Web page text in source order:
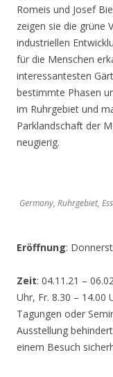
Romeis und Josef
zeigen sie die grüne
industriellen
für die Menschen
interessantesten
bestimmte Phasen
im Ruhrgebiet und
Parklandschaft der
neugierig.
Germany, Ruhrgebiet,
Eröffnung:
Zeit: 04.11.21 –
Uhr, Fr. 8.30 – 14.00
Tagungen oder
Ausstellung
einem Besuch